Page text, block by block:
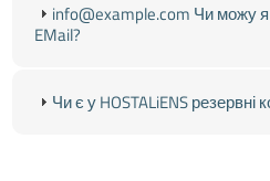
info@example.com Чи можу я
EMail?
Чи є у HOSTALiENS резервні